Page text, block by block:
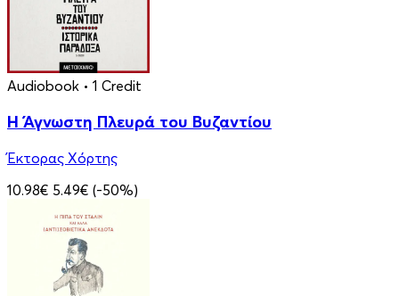
Audiobook • 1 Credit
Η Άγνωστη Πλευρά του Βυζαντίου
Έκτορας Χόρτης
10.98€ 5.49€ (-50%)